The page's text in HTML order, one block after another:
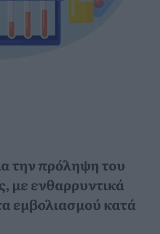
την πρόληψη του
με ενθαρρυντικά
εμβολιασμού κατά